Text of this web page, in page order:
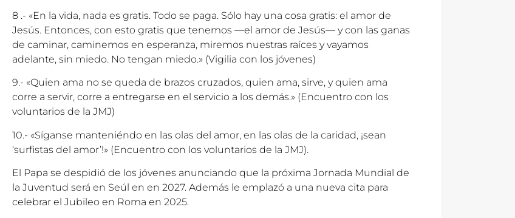
8 .- «En la vida, nada es gratis. Todo se paga. Sólo hay una cosa gratis: el amor de
Jesús. Entonces, con esto gratis que tenemos —el amor de Jesús— y con las ganas
de caminar, caminemos en esperanza, miremos nuestras raíces y vayamos
adelante, sin miedo. No tengan miedo.» (Vigilia con los jóvenes)
9.- «Quien ama no se queda de brazos cruzados, quien ama, sirve, y quien ama
corre a servir, corre a entregarse en el servicio a los demás.» (Encuentro con los
voluntarios de la JMJ)
10.- «Síganse manteniéndo en las olas del amor, en las olas de la caridad, ¡sean
‘surfistas del amor’!» (Encuentro con los voluntarios de la JMJ).
El Papa se despidió de los jóvenes anunciando que la próxima Jornada Mundial de
la Juventud será en Seúl en en 2027. Además le emplazó a una nueva cita para
celebrar el Jubileo en Roma en 2025.